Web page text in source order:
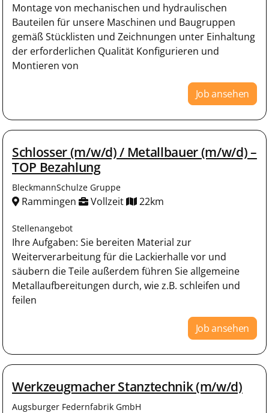
Montage von mechanischen und hydraulischen
Bauteilen für unsere Maschinen und Baugruppen
gemäß Stücklisten und Zeichnungen unter Ein­haltung
der erforderlichen Qualität Konfigurieren und
Montieren von
Job ansehen
Schlosser (m/w/d) / Metallbauer (m/w/d) –
TOP Bezahlung
BleckmannSchulze Gruppe
Rammingen Vollzeit 22km
Stellenangebot
Ihre Aufgaben: Sie bereiten Material zur
Weiterverarbeitung für die Lackierhalle vor und
säubern die Teile außerdem führen Sie allgemeine
Metallaufbereitungen durch, wie z.B. schleifen und
feilen
Job ansehen
Werkzeugmacher Stanztechnik (m/w/d)
Augsburger Federnfabrik GmbH